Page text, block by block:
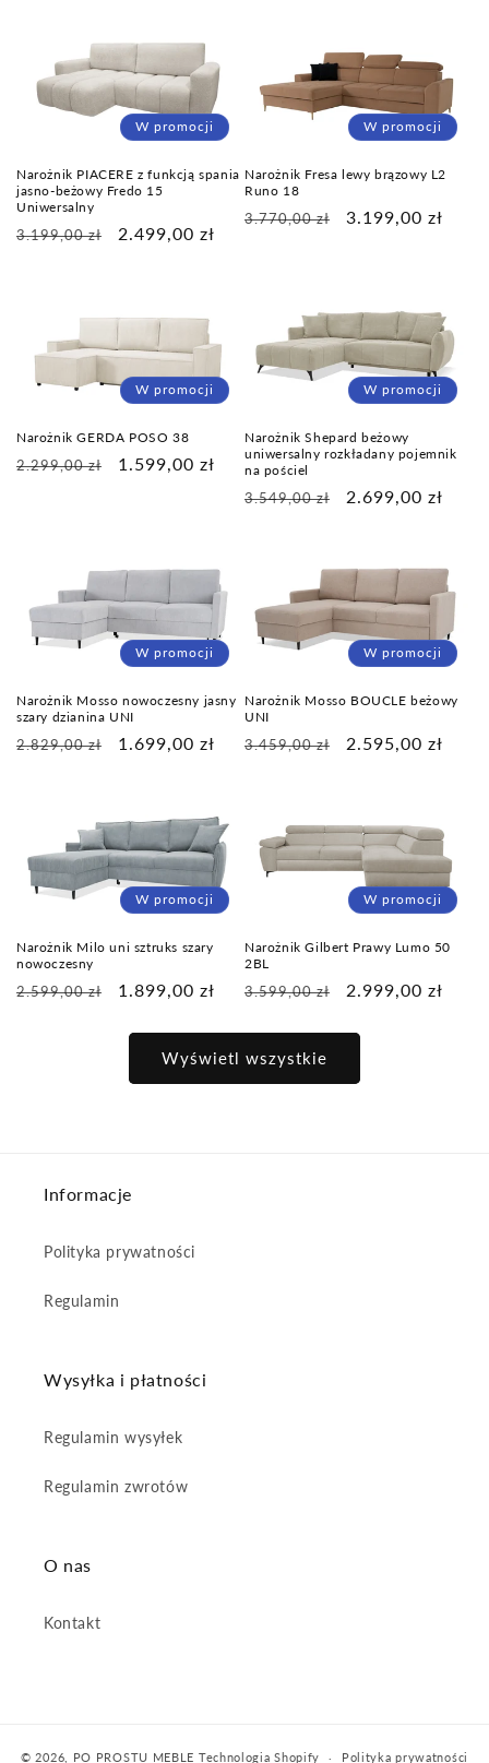
W promocji
Narożnik PIACERE z funkcją spania
jasno-beżowy Fredo 15
Uniwersalny
Cena
3.199,00 zł
Cena
2.499,00 zł
W promocji
Narożnik Fresa lewy brązowy L2
Runo 18
Cena
3.770,00 zł
Cena
3.199,00 zł
W promocji
Narożnik GERDA POSO 38
Cena
2.299,00 zł
Cena
1.599,00 zł
W promocji
Narożnik Shepard beżowy
uniwersalny rozkładany pojemnik
na pościel
Cena
3.549,00 zł
Cena
2.699,00 zł
W promocji
Narożnik Mosso nowoczesny jasny
szary dzianina UNI
Cena
2.829,00 zł
Cena
1.699,00 zł
W promocji
Narożnik Mosso BOUCLE beżowy
UNI
Cena
3.459,00 zł
Cena
2.595,00 zł
W promocji
Narożnik Milo uni sztruks szary
nowoczesny
Cena
2.599,00 zł
Cena
1.899,00 zł
W promocji
Narożnik Gilbert Prawy Lumo 50
2BL
Cena
3.599,00 zł
Cena
2.999,00 zł
Wyświetl wszystkie
Informacje
Polityka prywatności
Regulamin
Wysyłka i płatności
Regulamin wysyłek
Regulamin zwrotów
O nas
Kontakt
© 2026, PO PROSTU MEBLE Technologia Shopify Polityka prywatności